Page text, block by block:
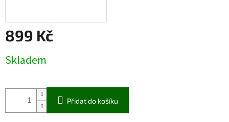
899 Kč
cena:
Skladem
Přidat do košíku